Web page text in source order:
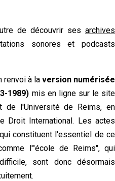
de découvrir ses archives
sonores et podcasts
renvoi à la version numérisée
1989) mis en ligne sur le site
l'Université de Reims, en
Droit International. Les actes
constituent l'essentiel de ce
l'"école de Reims", qui
sont donc désormais